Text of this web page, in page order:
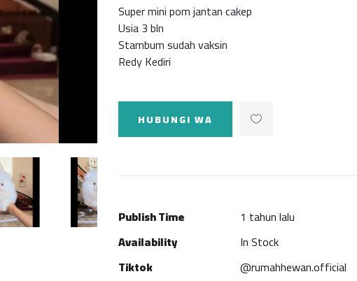
Super mini pom jantan cakep
Usia 3 bln
Stambum sudah vaksin
Redy Kediri
HUBUNGI WA
Publish Time
1 tahun lalu
Availability
In Stock
Tiktok
@rumahhewan.official